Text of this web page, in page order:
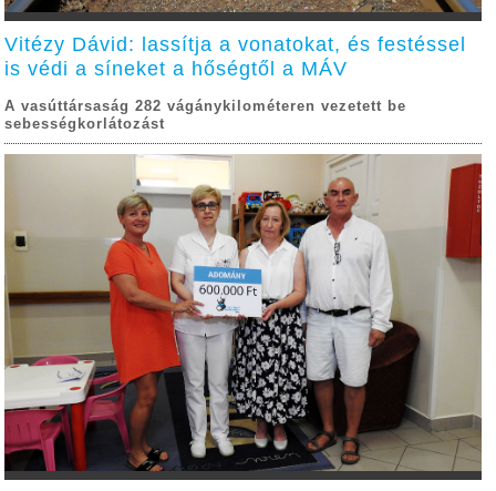
Vitézy Dávid: lassítja a vonatokat, és festéssel
is védi a síneket a hőségtől a MÁV
A vasúttársaság 282 vágánykilométeren vezetett be
sebességkorlátozást